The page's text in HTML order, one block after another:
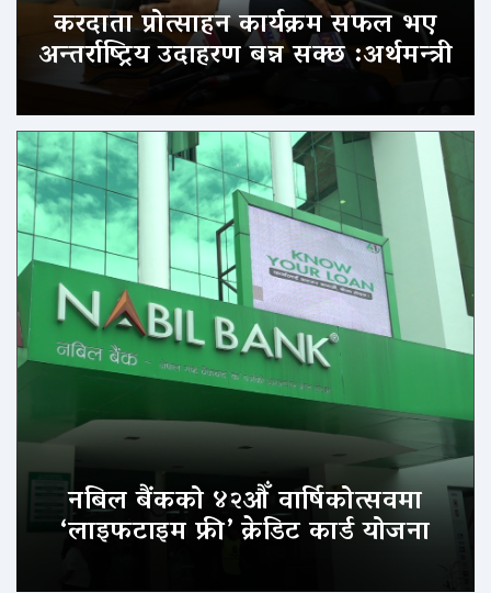
करदाता प्रोत्साहन कार्यक्रम सफल भए
अन्तर्राष्ट्रिय उदाहरण बन्न सक्छ :अर्थमन्त्री
नबिल बैंकको ४२औँ वार्षिकोत्सवमा
‘लाइफटाइम फ्री’ क्रेडिट कार्ड योजना